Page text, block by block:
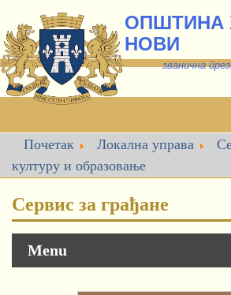
ОПШТИНА
НОВИ
званична
Почетак Локална управа
културу и образовање
Сервис за грађане
Menu